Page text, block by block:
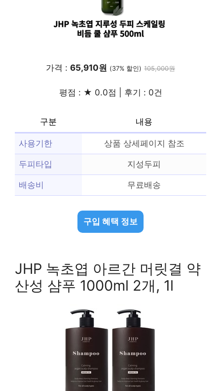
가격 : 65,910원 (37% 할인) 105,000원
평점 : ★ 0.0점 | 후기 : 0건
구분 내용
사용기한 상품 상세페이지 참조
두피타입 지성두피
배송비 무료배송
구입 혜택 정보
JHP 녹초엽 아르간 머릿결 약
산성 샴푸 1000ml 2개, 1l